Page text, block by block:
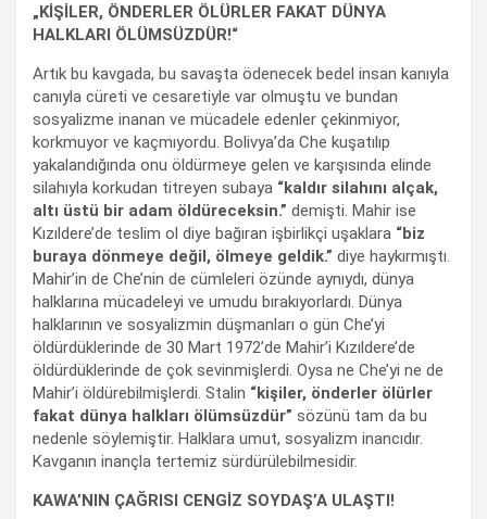
„KİŞİLER, ÖNDERLER ÖLÜRLER FAKAT DÜNYA
HALKLARI ÖLÜMSÜZDÜR!“
Artık bu kavgada, bu savaşta ödenecek bedel insan kanıyla
canıyla cüreti ve cesaretiyle var olmuştu ve bundan
sosyalizme inanan ve mücadele edenler çekinmiyor,
korkmuyor ve kaçmıyordu. Bolivya’da Che kuşatılıp
yakalandığında onu öldürmeye gelen ve karşısında elinde
silahıyla korkudan titreyen subaya “kaldır silahını alçak,
altı üstü bir adam öldüreceksin.” demişti. Mahir ise
Kızıldere’de teslim ol diye bağıran işbirlikçi uşaklara “biz
buraya dönmeye değil, ölmeye geldik.” diye haykırmıştı.
Mahir’in de Che’nin de cümleleri özünde aynıydı, dünya
halklarına mücadeleyi ve umudu bırakıyorlardı. Dünya
halklarının ve sosyalizmin düşmanları o gün Che’yi
öldürdüklerinde de 30 Mart 1972’de Mahir’i Kızıldere’de
öldürdüklerinde de çok sevinmişlerdi. Oysa ne Che’yi ne de
Mahir’i öldürebilmişlerdi. Stalin “kişiler, önderler ölürler
fakat dünya halkları ölümsüzdür” sözünü tam da bu
nedenle söylemiştir. Halklara umut, sosyalizm inancıdır.
Kavganın inançla tertemiz sürdürülebilmesidir.
KAWA’NIN ÇAĞRISI CENGİZ SOYDAŞ’A ULAŞTI!